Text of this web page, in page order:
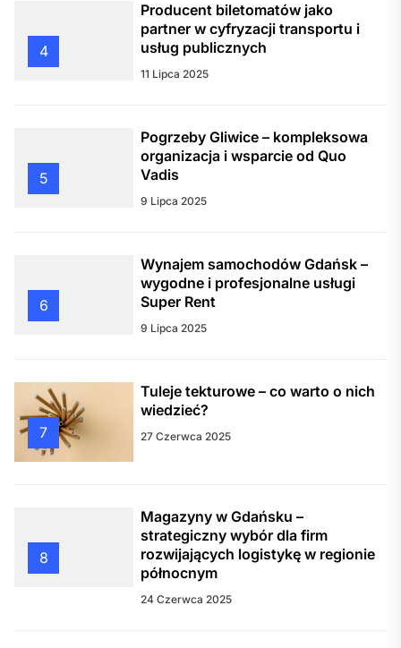
4
Producent biletomatów jako
partner w cyfryzacji transportu i
usług publicznych
11 Lipca 2025
5
Pogrzeby Gliwice – kompleksowa
organizacja i wsparcie od Quo
Vadis
9 Lipca 2025
6
Wynajem samochodów Gdańsk –
wygodne i profesjonalne usługi
Super Rent
9 Lipca 2025
7
Tuleje tekturowe – co warto o nich
wiedzieć?
27 Czerwca 2025
8
Magazyny w Gdańsku –
strategiczny wybór dla firm
rozwijających logistykę w regionie
północnym
24 Czerwca 2025